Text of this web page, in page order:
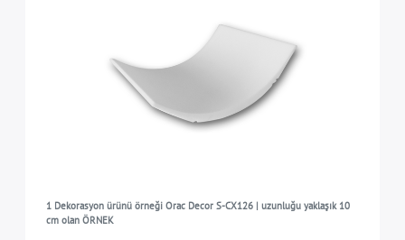
1 Dekorasyon ürünü örneği Orac Decor S-CX126 | uzunluğu yaklaşık 10
cm olan ÖRNEK